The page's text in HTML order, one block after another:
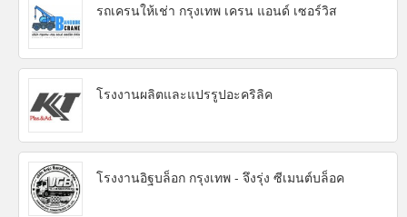
รถเครนให้เช่า กรุงเทพ เครน แอนด์ เซอร์วิส
โรงงานผลิตและแปรรูปอะคริลิค
โรงงานอิฐบล็อก กรุงเทพ - จึงรุ่ง ซีเมนต์บล็อค